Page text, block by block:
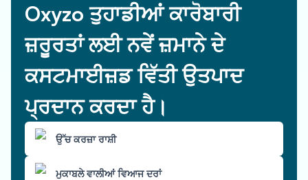
Oxyzo ਤੁਹਾਡੀਆਂ ਕਾਰੋਬਾਰੀ
ਜ਼ਰੂਰਤਾਂ ਲਈ ਨਵੇਂ ਜ਼ਮਾਨੇ ਦੇ
ਕਸਟਮਾਈਜ਼ਡ ਵਿੱਤੀ ਉਤਪਾਦ
ਪ੍ਰਦਾਨ ਕਰਦਾ ਹੈ।
ਉੱਚ ਕਰਜ਼ਾ ਰਾਸ਼ੀ
ਮੁਕਾਬਲੇ ਵਾਲੀਆਂ ਵਿਆਜ ਦਰਾਂ